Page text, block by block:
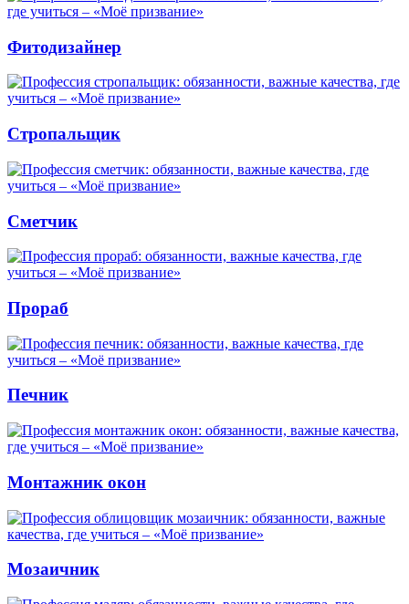
Фитодизайнер
Стропальщик
Сметчик
Прораб
Печник
Монтажник окон
Мозаичник